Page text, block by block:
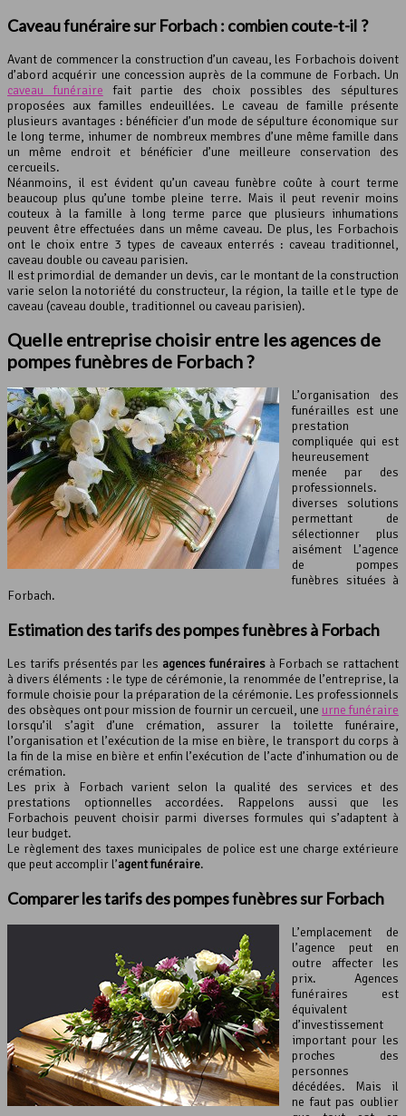
Caveau funéraire sur Forbach : combien coute-t-il ?
Avant de commencer la construction d’un caveau, les Forbachois doivent
d’abord acquérir une concession auprès de la commune de Forbach. Un
caveau funéraire fait partie des choix possibles des sépultures
proposées aux familles endeuillées. Le caveau de famille présente
plusieurs avantages : bénéficier d’un mode de sépulture économique sur
le long terme, inhumer de nombreux membres d’une même famille dans
un même endroit et bénéficier d’une meilleure conservation des
cercueils.
Néanmoins, il est évident qu’un caveau funèbre coûte à court terme
beaucoup plus qu’une tombe pleine terre. Mais il peut revenir moins
couteux à la famille à long terme parce que plusieurs inhumations
peuvent être effectuées dans un même caveau. De plus, les Forbachois
ont le choix entre 3 types de caveaux enterrés : caveau traditionnel,
caveau double ou caveau parisien.
Il est primordial de demander un devis, car le montant de la construction
varie selon la notoriété du constructeur, la région, la taille et le type de
caveau (caveau double, traditionnel ou caveau parisien).
Quelle entreprise choisir entre les agences de
pompes funèbres de Forbach ?
L’organisation des
funérailles est une
prestation
compliquée qui est
heureusement
menée par des
professionnels.
diverses solutions
permettant de
sélectionner plus
aisément L’agence
de pompes
funèbres situées à
Forbach.
Estimation des tarifs despompes funèbresà Forbach
Les tarifs présentés par les agences funérairesà Forbach se rattachent
à divers éléments : le type de cérémonie, la renommée de l’entreprise, la
formule choisie pour la préparation de la cérémonie. Les professionnels
des obsèques ont pour mission de fournir un cercueil, une urne funéraire
lorsqu’il s’agit d’une crémation, assurer la toilette funéraire,
l’organisation et l’exécution de la mise en bière, le transport du corps à
la fin de la mise en bière et enfin l’exécution de l’acte d’inhumation ou de
crémation.
Les prix à Forbach varient selon la qualité des services et des
prestations optionnelles accordées. Rappelons aussi que les
Forbachois peuvent choisir parmi diverses formules qui s’adaptent à
leur budget.
Le règlement des taxes municipales de police est une charge extérieure
que peut accomplir l’agent funéraire.
Comparer les tarifs des pompes funèbres sur Forbach
L’emplacement de
l’agence peut en
outre affecter les
prix. Agences
funéraires est
équivalent
d’investissement
important pour les
proches des
personnes
décédées. Mais il
ne faut pas oublier